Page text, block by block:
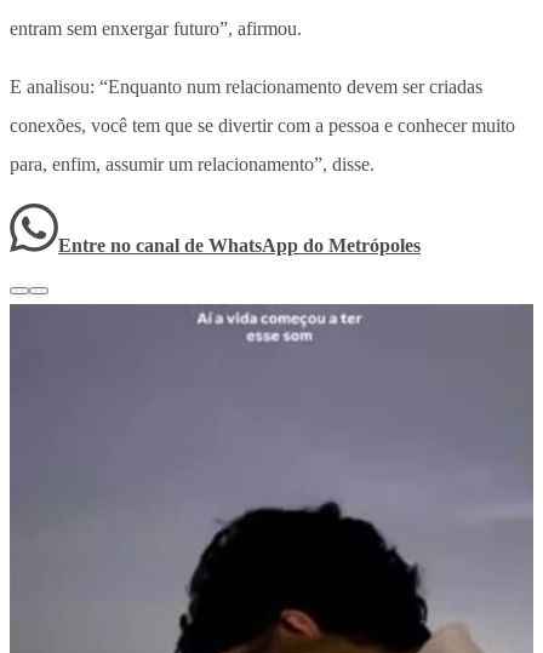
entram sem enxergar futuro”, afirmou.
E analisou: “Enquanto num relacionamento devem ser criadas
conexões, você tem que se divertir com a pessoa e conhecer muito
para, enfim, assumir um relacionamento”, disse.
Entre no canal de WhatsApp do Metrópoles